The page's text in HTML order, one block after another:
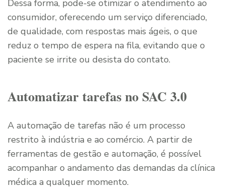
Dessa forma, pode-se otimizar o atendimento ao
consumidor, oferecendo um serviço diferenciado,
de qualidade, com respostas mais ágeis, o que
reduz o tempo de espera na fila, evitando que o
paciente se irrite ou desista do contato.
Automatizar tarefas no SAC 3.0
A automação de tarefas não é um processo
restrito à indústria e ao comércio. A partir de
ferramentas de gestão e automação, é possível
acompanhar o andamento das demandas da clínica
médica a qualquer momento.